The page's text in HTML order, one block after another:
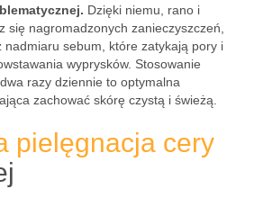
Dzięki niemu, rano i
się nagromadzonych zanieczyszczeń,
nadmiaru sebum, które zatykają pory i
wyprysków. Stosowanie
razy dziennie to optymalna
zachować skórę czystą i świeżą.
pielęgnacja cery